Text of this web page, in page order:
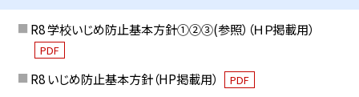
R8 学校いじめ防止基本方針①②③(参照）（ＨＰ掲載用）
PDF
R8 いじめ防止基本方針（HP掲載用） PDF